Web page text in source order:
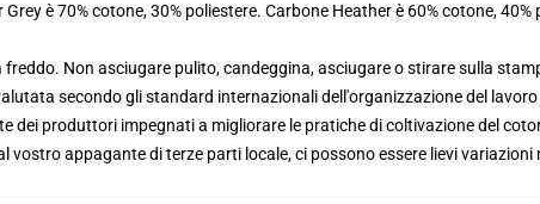
è 70% cotone, 30% poliestere. Carbone Heather è 60% cotone, 40%
Non asciugare pulito, candeggina, asciugare o stirare sulla
secondo gli standard internazionali dell'organizzazione del lavoro
dei produttori impegnati a migliorare le pratiche di coltivazione del
vostro appagante di terze parti locale, ci possono essere lievi